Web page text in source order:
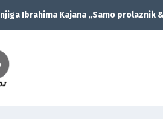
Ibrahima Kajana „Samo prolaznik